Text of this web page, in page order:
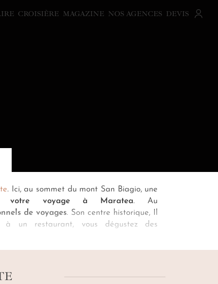
CROISIÈRE MAGAZINE NOS AGENCES DEVIS
. Ici, au sommet du mont San Biagio, une
votre voyage à Maratea. Au
de voyages. Son centre historique, Il
un restaurant, vous dégustez des